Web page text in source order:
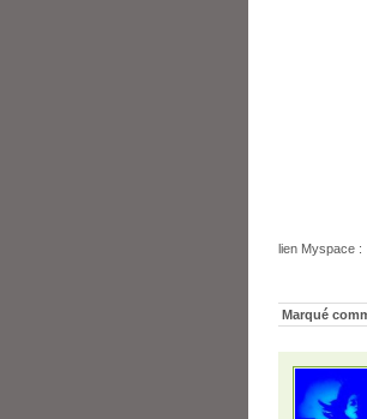
lien Myspace :
Marqué